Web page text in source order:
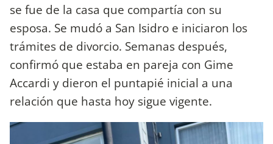
se fue de la casa que compartía con su
esposa. Se mudó a San Isidro e iniciaron los
trámites de divorcio. Semanas después,
confirmó que estaba en pareja con Gime
Accardi y dieron el puntapié inicial a una
relación que hasta hoy sigue vigente.